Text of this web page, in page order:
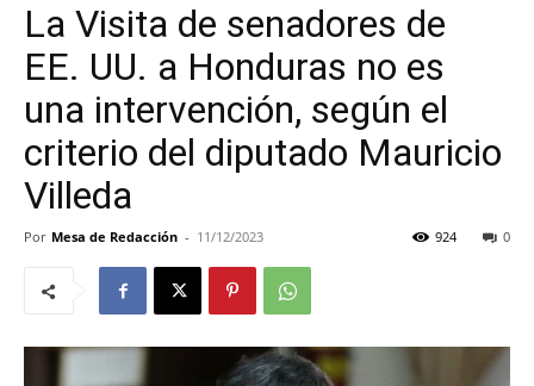
La Visita de senadores de
EE. UU. a Honduras no es
una intervención, según el
criterio del diputado Mauricio
Villeda
Por Mesa de Redacción - 11/12/2023 0
924